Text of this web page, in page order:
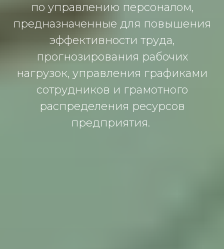
по управлению персоналом,
предназначенные для повышения
эффективности труда,
прогнозирования рабочих
нагрузок, управления графиками
сотрудников и грамотного
распределения ресурсов
предприятия.